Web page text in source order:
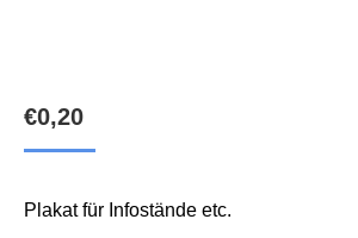
€0,20
Plakat für Infostände etc.